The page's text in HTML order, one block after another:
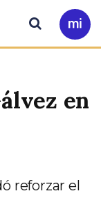
Ir
a
Buscar
en
reforzar el